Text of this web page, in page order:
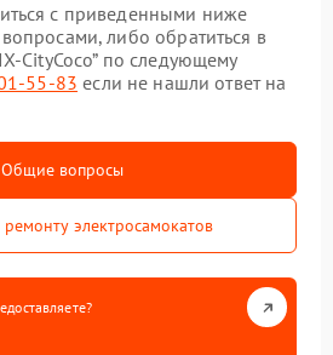
с приведенными ниже
либо обратиться в
CityCoco” по следующему
55-83 если не нашли ответ на
Общие вопросы
электросамокатов